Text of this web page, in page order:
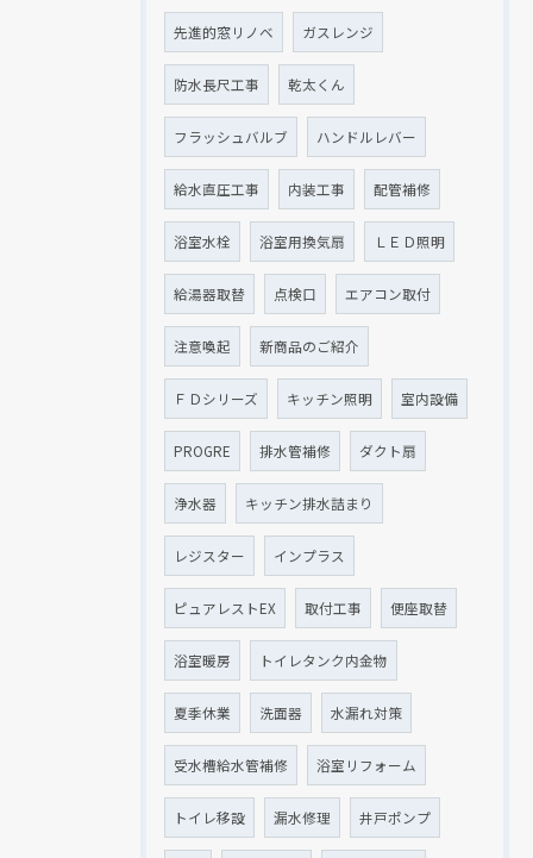
先進的窓リノベ ガスレンジ
防水長尺工事 乾太くん
フラッシュバルブ ハンドルレバー
給水直圧工事 内装工事 配管補修
浴室水栓 浴室用換気扇 ＬＥＤ照明
給湯器取替 点検口 エアコン取付
注意喚起 新商品のご紹介
ＦＤシリーズ キッチン照明 室内設備
PROGRE 排水管補修 ダクト扇
浄水器 キッチン排水詰まり
レジスター インプラス
ピュアレストEX 取付工事 便座取替
浴室暖房 トイレタンク内金物
夏季休業 洗面器 水漏れ対策
受水槽給水管補修 浴室リフォーム
トイレ移設 漏水修理 井戸ポンプ